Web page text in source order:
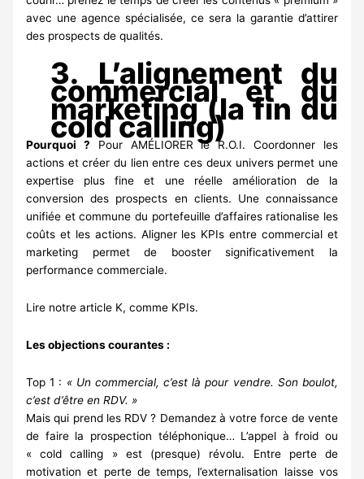
avec une agence spécialisée, ce sera la garantie d’attirer
des prospects de qualités.
3. L’alignement du
commercial et du
marketing (la fin du
cold calling)
Pourquoi ? Pour AMÉLIORER le R.O.I. Coordonner les
actions et créer du lien entre ces deux univers permet une
expertise plus fine et une réelle amélioration de la
conversion des prospects en clients. Une connaissance
unifiée et commune du portefeuille d’affaires rationalise les
coûts et les actions. Aligner les KPIs entre commercial et
marketing permet de booster significativement la
performance commerciale.
Lire notre article K, comme KPIs.
Les objections courantes :
Top 1 : « Un commercial, c’est là pour vendre. Son boulot,
c’est d’être en RDV. »
Mais qui prend les RDV ? Demandez à votre force de vente
de faire la prospection téléphonique… L’appel à froid ou
« cold calling » est (presque) révolu. Entre perte de
motivation et perte de temps, l’externalisation laisse vos